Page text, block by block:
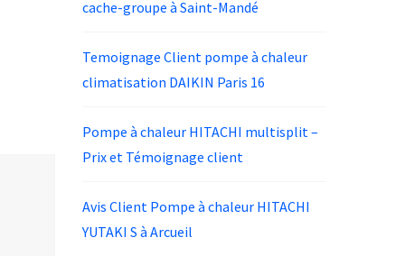
cache-groupe à Saint-Mandé
Temoignage Client pompe à chaleur
climatisation DAIKIN Paris 16
Pompe à chaleur HITACHI multisplit –
Prix et Témoignage client
Avis Client Pompe à chaleur HITACHI
YUTAKI S à Arcueil